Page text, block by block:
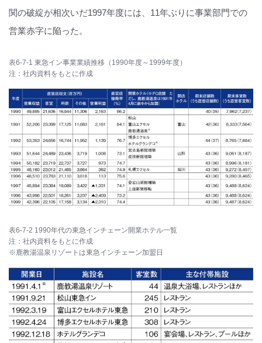
関の破綻が相次いだ1997年度には、11年ぶりに事業部門での
営業赤字に陥った。
表6-7-1 東急イン事業業績推移（1990年度～1999年度）
注：社内資料をもとに作成
表6-7-2 1990年代の東急インチェーン開業ホテル一覧
注：社内資料をもとに作成
※鹿教湯温泉リゾートは東急インチェーン加盟日